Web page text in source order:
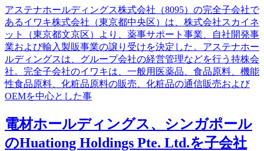
アステナホールディングス株式会社（8095）の完全子会社で
あるイワキ株式会社（東京都中央区）は、株式会社スカイネ
ット（東京都文京区）より、薬事サポート事業、自社開発事
業および輸入製販事業の譲り受けを決定した。アステナホー
ルディングスは、グループ会社の経営管理などを行う持株会
社。完全子会社のイワキは、一般用医薬品、食品原料、機能
性食品原料、化粧品原料の販売、化粧品の通信販売および
OEMを中心とした事
電材ホールディングス、シンガポール
のHuationg Holdings Pte. Ltd.を子会社